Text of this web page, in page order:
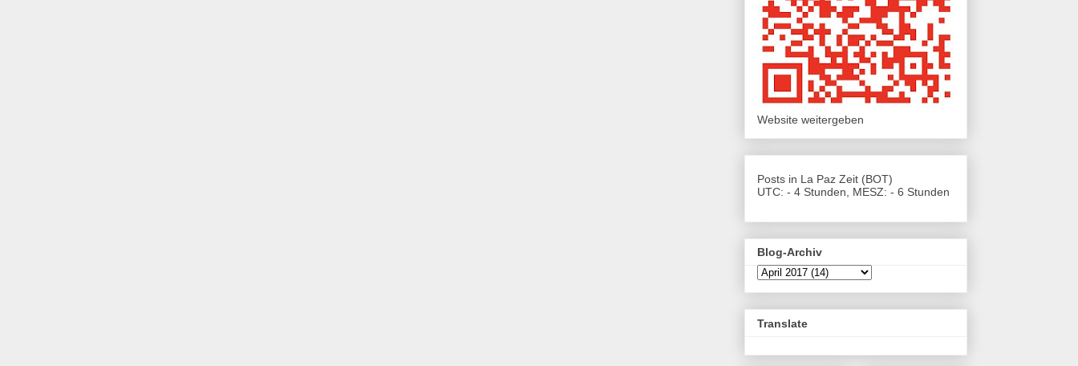
Website weitergeben
Posts in La Paz Zeit (BOT)
UTC: - 4 Stunden, MESZ: - 6 Stunden
Blog-Archiv
Translate